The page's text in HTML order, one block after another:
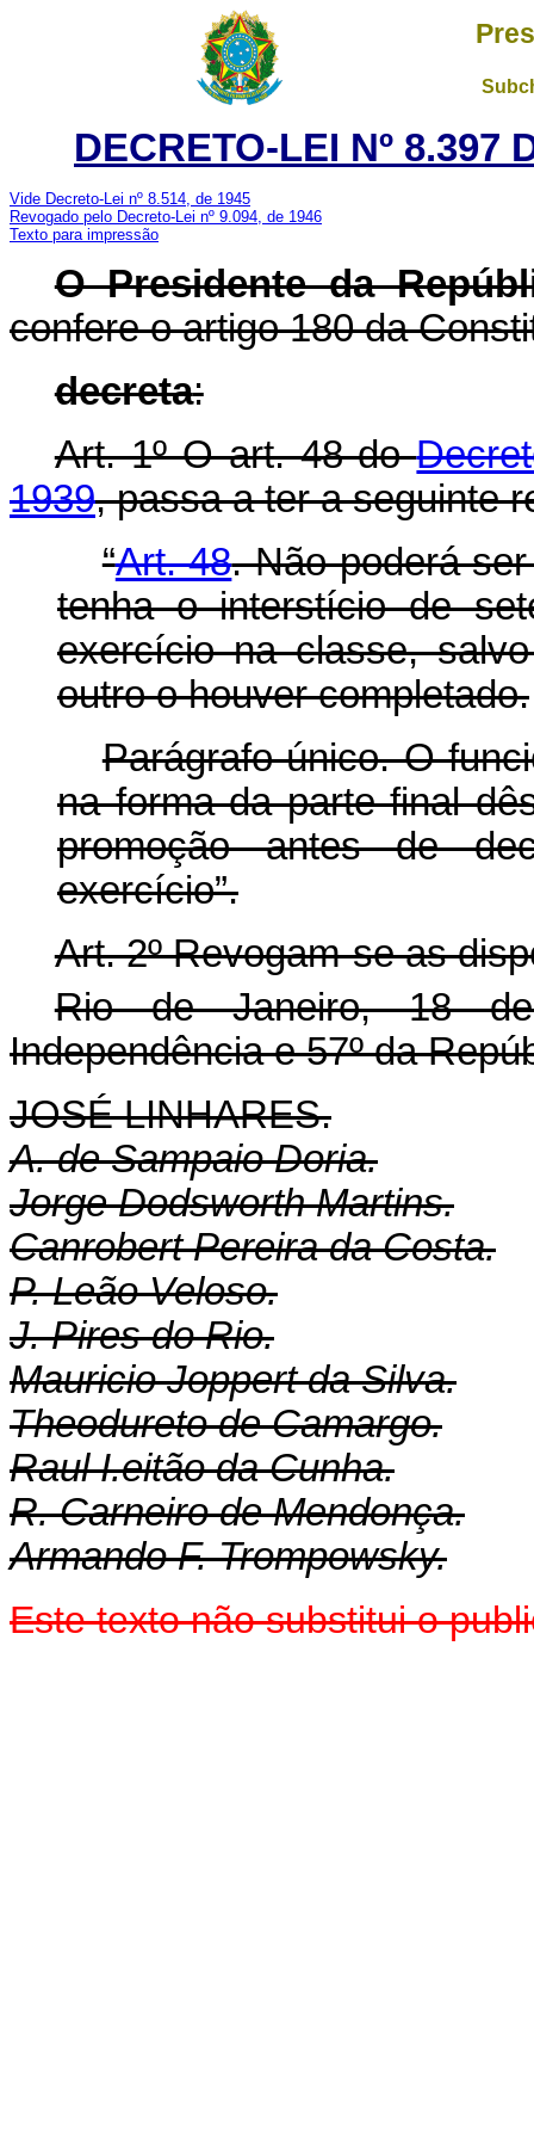
DECRETO-LEI Nº 8.397
Vide Decreto-Lei nº 8.514, de 1945
Revogado pelo Decreto-Lei nº 9.094, de 1946
Texto para impressão
O Presidente da
confere o artigo 180 da
decreta:
Art. 1º O art. 48 do
1939, passa a ter a seguinte
“Art. 48. Não poderá
tenha o interstício de
exercício na classe,
outro o houver completado.
Parágrafo único. O
na forma da parte final
promoção antes de
exercício”.
Art. 2º Revogam-se as
Rio de Janeiro, 18
Independência e 57º da
JOSÉ LINHARES.
A. de Sampaio Doria.
Jorge Dodsworth Martins.
Canrobert Pereira da Costa.
P. Leão Veloso.
J. Pires do Rio.
Mauricio Joppert da Silva.
Theodureto de Camargo.
Raul I.eitão da Cunha.
R. Carneiro de Mendonça.
Armando F. Trompowsky.
Este texto não substitui o